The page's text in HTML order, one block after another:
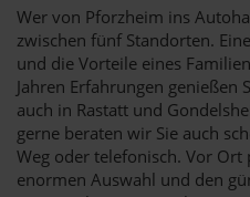
Wer von Pforzheim ins
zwischen fünf Standorten.
und die Vorteile eines
Jahren Erfahrungen genießen
auch in Rastatt und
gerne beraten wir Sie auch
Weg oder telefonisch. Vor
enormen Auswahl und den